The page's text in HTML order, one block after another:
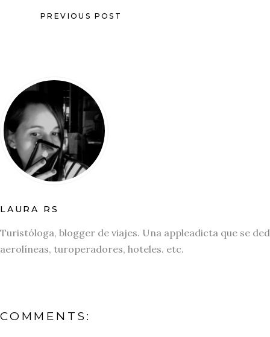
PREVIOUS POST
LAURA RS
Turistóloga, blogger de viajes. Una appleadicta que se
aerolíneas, turoperadores, hoteles. etc.
COMMENTS: